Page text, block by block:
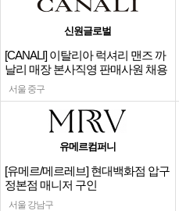
신원글로벌
[CANALI] 이탈리아 럭셔리 맨즈 까
날리 매장 본사직영 판매사원 채용
서울 중구
유메르컴퍼니
[유메르/메르레브] 현대백화점 압구
정본점 매니저 구인
서울 강남구